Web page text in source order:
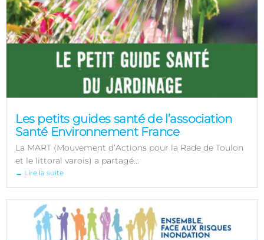
Les petits guides santé de l’association
Santé Environnement France
La MART (Mouvement d’Actions pour la Rade de Toulon
et le littoral varois) a partagé...
→ Lire la suite